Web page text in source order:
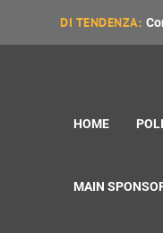
DI TENDENZA:
HOME
MAIN